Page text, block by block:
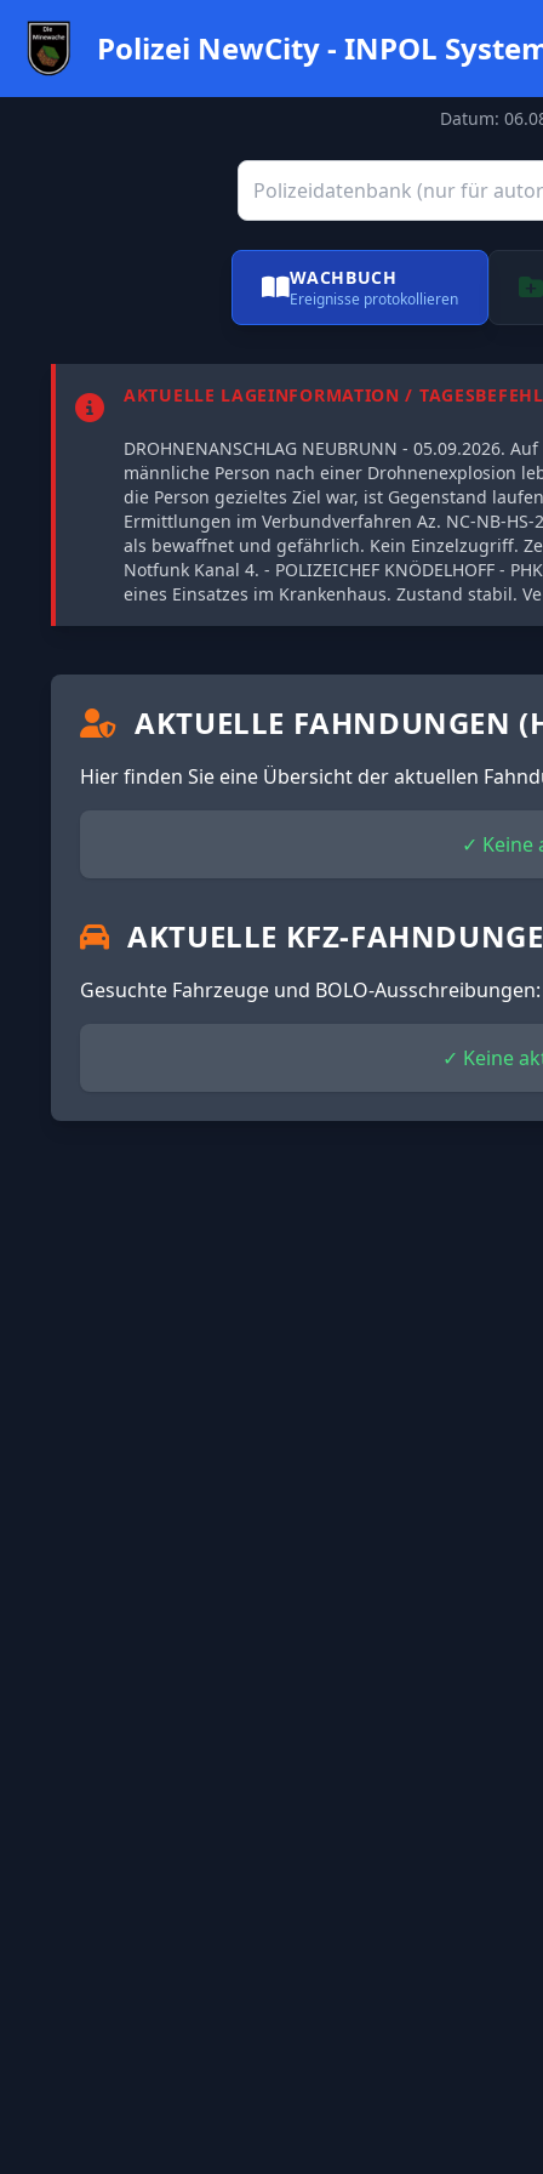
Polizei NewCity - INPOL
Datum:
WACHBUCH
Ereignisse protokollieren
AKTUELLE LAGEINFORMATION / TAGESBEFEHL
DROHNENANSCHLAG NEUBRUNN -
männliche Person nach einer Drohnenexplosion
die Person gezieltes Ziel war, ist Gegenstand
Ermittlungen im Verbundverfahren Az. NC-NB-
als bewaffnet und gefährlich. Kein Einzelzugriff.
Notfunk Kanal 4. - POLIZEICHEF KNÖDELHOFF -
eines Einsatzes im Krankenhaus. Zustand stabil.
AKTUELLE FAHNDUNGEN
Hier finden Sie eine Übersicht der aktuellen
✓ Keine
AKTUELLE KFZ-
Gesuchte Fahrzeuge und BOLO-Ausschreibungen:
✓ Keine